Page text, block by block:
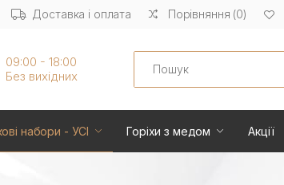
Доставка і оплата Порівняння (0)
09:00 - 18:00
Без вихiдних
Search
набори - УСІ Горіхи з медом Акції